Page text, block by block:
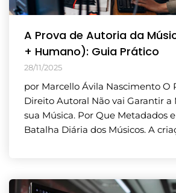
A Prova de Autoria da
+ Humano): Guia Prático
28/11/2025
por Marcello Ávila Nascimento O
Direito Autoral Não vai Garantir a
sua Música. Por Que Metadados e
Batalha Diária dos Músicos. A